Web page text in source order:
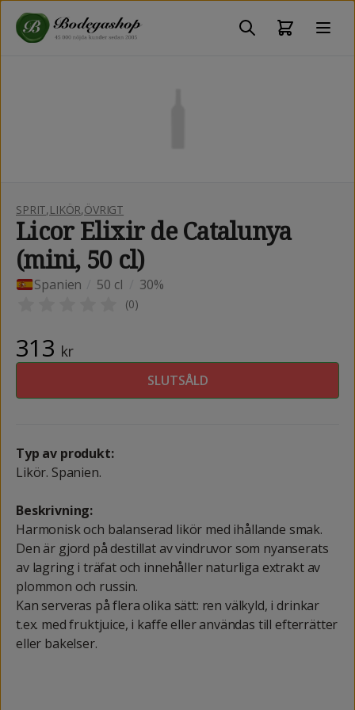
SPRIT,LIKÖR,ÖVRIGT
Licor Elixir de Catalunya
(mini, 50 cl)
Spanien 50 cl 30%
(0)
313 kr
SLUTSÅLD
Typ av produkt:
Likör. Spanien.
Beskrivning:
Harmonisk och balanserad likör med ihållande smak.
Den är gjord på destillat av vindruvor som nyanserats
av lagring i träfat och innehåller naturliga extrakt av
plommon och russin.
Kan serveras på flera olika sätt: ren välkyld, i drinkar
t.ex. med fruktjuice, i kaffe eller användas till efterrätter
eller bakelser.